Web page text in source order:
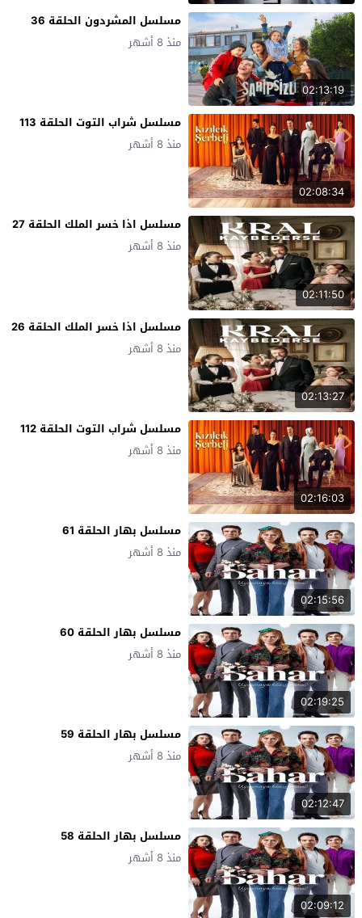
02:13:19
مسلسل المشردون الحلقة 36
منذ 8 أشهر
02:08:34
مسلسل شراب التوت الحلقة 113
منذ 8 أشهر
02:11:50
مسلسل اذا خسر الملك الحلقة 27
منذ 8 أشهر
02:13:27
مسلسل اذا خسر الملك الحلقة 26
منذ 8 أشهر
02:16:03
مسلسل شراب التوت الحلقة 112
منذ 8 أشهر
02:15:56
مسلسل بهار الحلقة 61
منذ 8 أشهر
02:19:25
مسلسل بهار الحلقة 60
منذ 8 أشهر
02:12:47
مسلسل بهار الحلقة 59
منذ 8 أشهر
02:09:12
مسلسل بهار الحلقة 58
منذ 8 أشهر